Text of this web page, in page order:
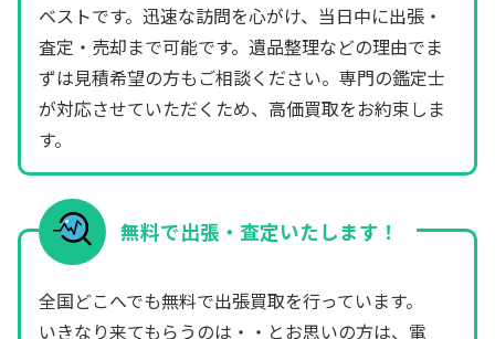
ベストです。迅速な訪問を心がけ、当日中に出張・
査定・売却まで可能です。遺品整理などの理由でま
ずは見積希望の方もご相談ください。専門の鑑定士
が対応させていただくため、高価買取をお約束しま
す。
無料で出張・査定いたします！
全国どこへでも無料で出張買取を行っています。
いきなり来てもらうのは・・とお思いの方は、電